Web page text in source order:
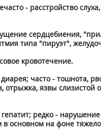
- расстройство
сердцебиения,
типа "пируэт",
кровотечение.
часто - тошнота,
отрыжка, язвы
редко -
в основном на фоне